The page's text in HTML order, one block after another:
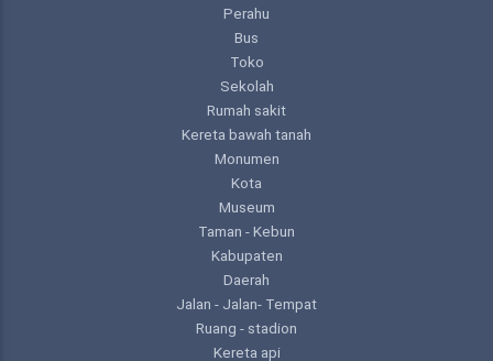
Perahu
Bus
Toko
Sekolah
Rumah sakit
Kereta bawah tanah
Monumen
Kota
Museum
Taman - Kebun
Kabupaten
Daerah
Jalan - Jalan- Tempat
Ruang - stadion
Kereta api